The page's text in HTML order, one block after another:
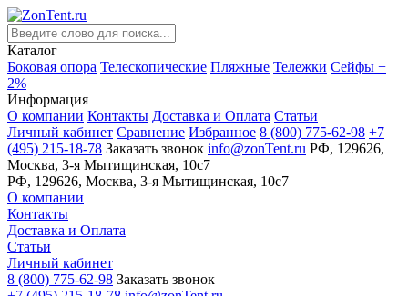
Каталог
Боковая опора Телескопические Пляжные Тележки Сейфы +
2%
Информация
О компании Контакты Доставка и Оплата Статьи
Личный кабинет Сравнение Избранное 8 (800) 775-62-98 +7
(495) 215-18-78 Заказать звонок info@zonTent.ru РФ, 129626,
Москва, 3-я Мытищинская, 10с7
РФ, 129626, Москва, 3-я Мытищинская, 10с7
О компании
Контакты
Доставка и Оплата
Статьи
Личный кабинет
8 (800) 775-62-98 Заказать звонок